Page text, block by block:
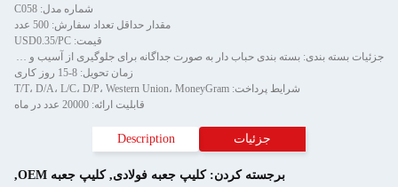
شماره مدل: C058
مقدار حداقل تعداد سفارش: 500 عدد
قیمت: USD0.35/PC
جزئیات بسته بندی: بسته بندی حباب دار به صورت جداگانه برای جلوگیری از آسیب و خراش در حمل و سپس در کارتن
زمان تحویل: 8-15 روز کاری
شرایط پرداخت: T/T، D/A، L/C، D/P، Western Union، MoneyGram
قابلیت ارائه: 20000 عدد در ماه
جزئیات Description
برجسته کردن:کلیپ جعبه فولادی,کليپ جعبه OEM
,